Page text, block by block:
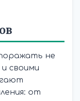
не
своими
от